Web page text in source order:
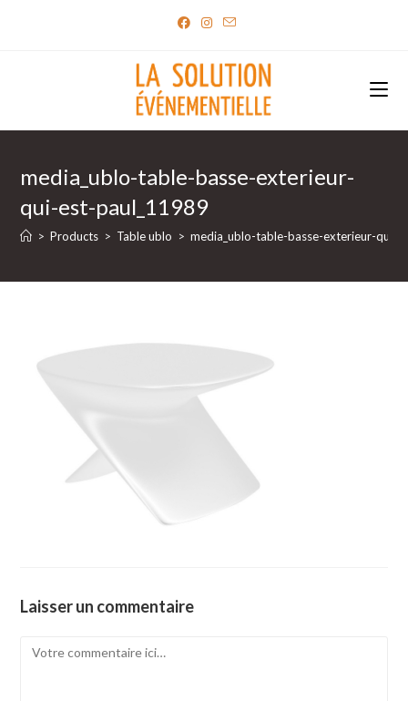
media_ublo-table-basse-exterieur-
qui-est-paul_11989
> Products > Table ublo > media_ublo-table-basse-exterieur-qui-
Laisser un commentaire
Comment